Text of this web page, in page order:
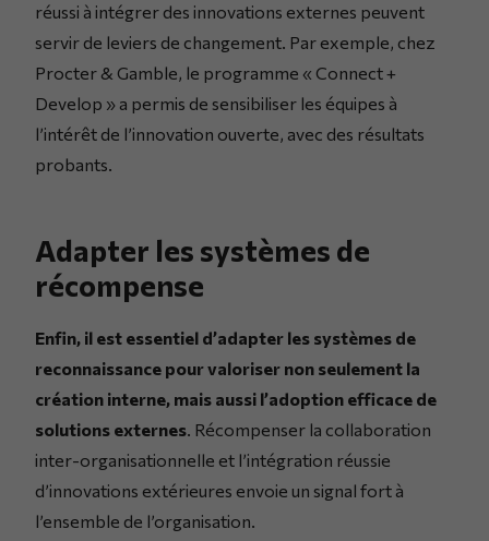
réussi à intégrer des innovations externes peuvent
servir de leviers de changement. Par exemple, chez
Procter & Gamble, le programme « Connect +
Develop » a permis de sensibiliser les équipes à
l’intérêt de l’innovation ouverte, avec des résultats
probants.
Adapter les systèmes de
récompense
Enfin, il est essentiel d’adapter les systèmes de
reconnaissance pour valoriser non seulement la
création interne, mais aussi l’adoption efficace de
solutions externes. Récompenser la collaboration
inter-organisationnelle et l’intégration réussie
d’innovations extérieures envoie un signal fort à
l’ensemble de l’organisation.